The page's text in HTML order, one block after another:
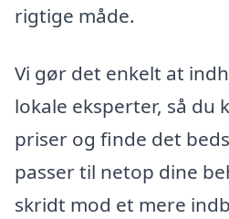
rigtige måde.
Vi gør det enkelt at
lokale eksperter, så du
priser og finde det
passer til netop dine
skridt mod et mere